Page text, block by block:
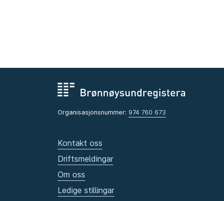
Organisasjonsnummer: 974 760 673
Kontakt oss
Driftsmeldingar
Om oss
Ledige stillingar